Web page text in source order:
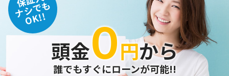
ナシでも
OK!!
頭金０円から
誰でもすぐにローンが可能!!